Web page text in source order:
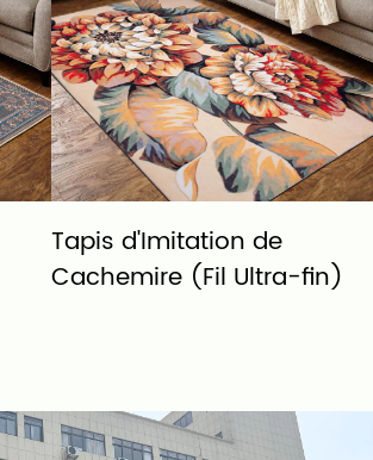
Tapis d'Imitation de
Cachemire (Fil Ultra-fin)